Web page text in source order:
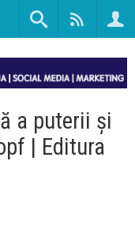
a puterii şi
| Editura